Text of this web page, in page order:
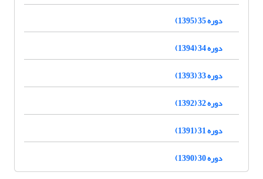
دوره 35 (1395)
دوره 34 (1394)
دوره 33 (1393)
دوره 32 (1392)
دوره 31 (1391)
دوره 30 (1390)